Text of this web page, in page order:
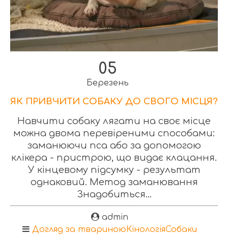
05
Березень
ЯК ПРИВЧИТИ СОБАКУ ДО СВОГО МІСЦЯ?
Навчити собаку лягати на своє місце
можна двома перевіреними способами:
заманюючи пса або за допомогою
клікера - пристрою, що видає клацання.
У кінцевому підсумку - результат
однаковий. Метод заманювання
Знадобиться...
admin
Догляд за твариноюКінологіяСобаки